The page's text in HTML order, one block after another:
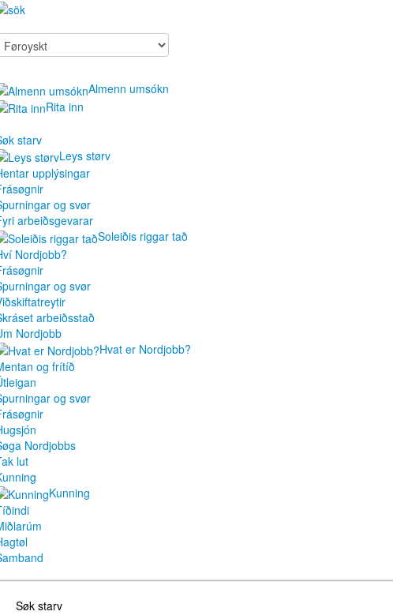
Almenn umsókn
Rita inn
starv
Leys størv
upplýsingar
og svør
arbeiðsgevarar
Soleiðis riggar tað
Nordjobb?
og svør
arbeiðsstað
Nordjobb
Hvat er Nordjobb?
og frítíð
og svør
Nordjobbs
lut
Kunning
Søk starv